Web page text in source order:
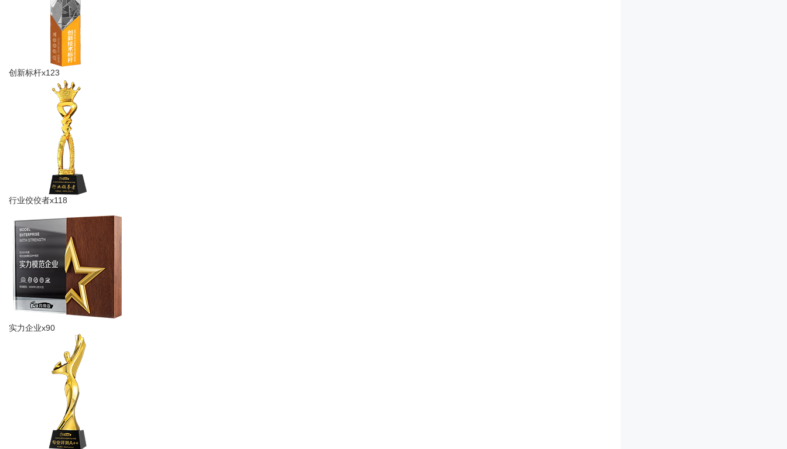
创新标杆x123
行业佼佼者x118
实力企业x90